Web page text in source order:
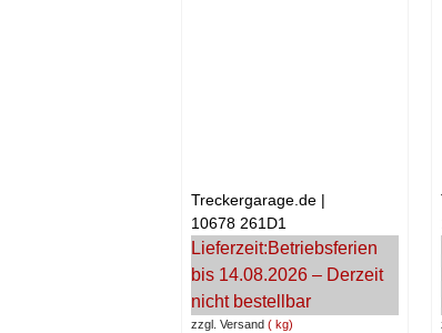
zzgl. Versand kg
Treckergarage.de
10678 261D1
Lieferzeit:Betriebsferien
bis 14.08.2026 – Derzeit
nicht bestellbar